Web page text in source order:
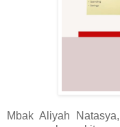
Mbak Aliyah